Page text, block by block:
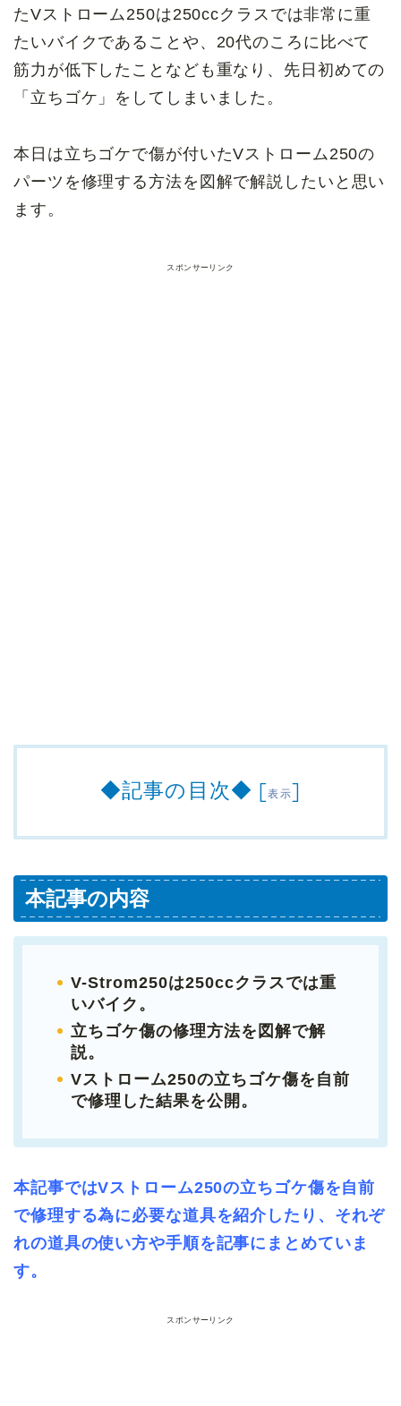
たVストローム250は250ccクラスでは非常に重
たいバイクであることや、20代のころに比べて
筋力が低下したことなども重なり、先日初めての
「立ちゴケ」をしてしまいました。
本日は立ちゴケで傷が付いたVストローム250の
パーツを修理する方法を図解で解説したいと思い
ます。
スポンサーリンク
◆記事の目次◆ [表示]
本記事の内容
V-Strom250は250ccクラスでは重
いバイク。
立ちゴケ傷の修理方法を図解で解
説。
Vストローム250の立ちゴケ傷を自前
で修理した結果を公開。
本記事ではVストローム250の立ちゴケ傷を自前
で修理する為に必要な道具を紹介したり、それぞ
れの道具の使い方や手順を記事にまとめていま
す。
スポンサーリンク